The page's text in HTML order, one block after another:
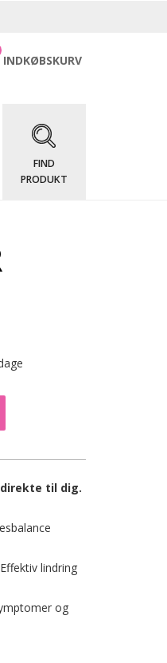
INDKØBSKURV
FIND
PRODUKT
direkte til dig.
lindring
og